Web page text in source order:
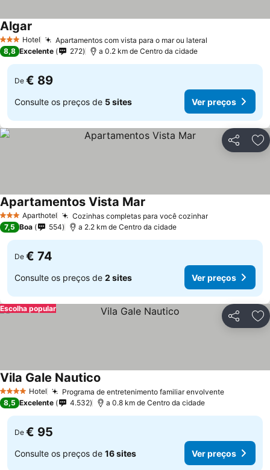
3 EstrelasHotel Apartamentos com vista para o mar ou lateral
Algar
8,8 Excelente 272 a 0.2 km de Centro da cidade
De € 89
Consulte os preços de 5 sites Ver preços
Partilhar
3 EstrelasAparthotel Cozinhas completas para você cozinhar
Apartamentos Vista Mar
7,5 Boa 554 a 2.2 km de Centro da cidade
De € 74
Consulte os preços de 2 sites Ver preços
Partilhar
Escolha popular
4 EstrelasHotel Programa de entretenimento familiar envolvente
Vila Gale Nautico
8,5 Excelente 4.532 a 0.8 km de Centro da cidade
De € 95
Consulte os preços de 16 sites Ver preços